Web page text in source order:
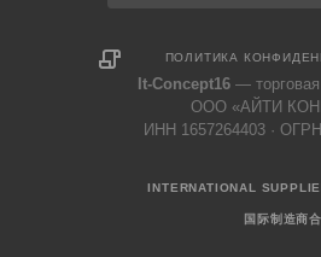
ПОЛИТИКА
It-Concept16 —
ООО «АЙТИ
ИНН 1657264403 ·
INTERNATIONAL
国际制造商